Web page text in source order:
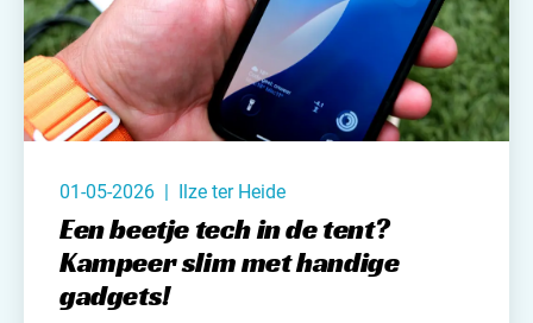
01-05-2026 | Ilze ter Heide
Een beetje tech in de tent?
Kampeer slim met handige
gadgets!